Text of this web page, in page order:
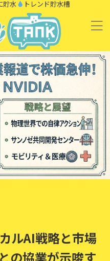
貯水 トレンド貯水槽
ルAI戦略と市場
の協業が示唆す